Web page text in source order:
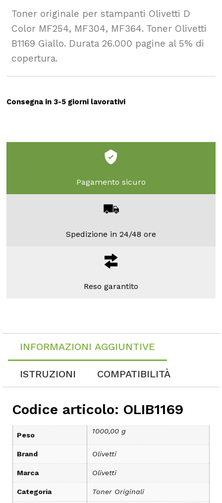
Toner originale per stampanti Olivetti D
Color MF254, MF304, MF364. Toner Olivetti
B1169 Giallo. Durata 26.000 pagine al 5% di
copertura.
Consegna in 3-5 giorni lavorativi
Pagamento sicuro
Spedizione in 24/48 ore
Reso garantito
INFORMAZIONI AGGIUNTIVE
ISTRUZIONI COMPATIBILITÀ
Codice articolo: OLIB1169
Peso 1000,00 g
Brand Olivetti
Marca Olivetti
Categoria Toner Originali